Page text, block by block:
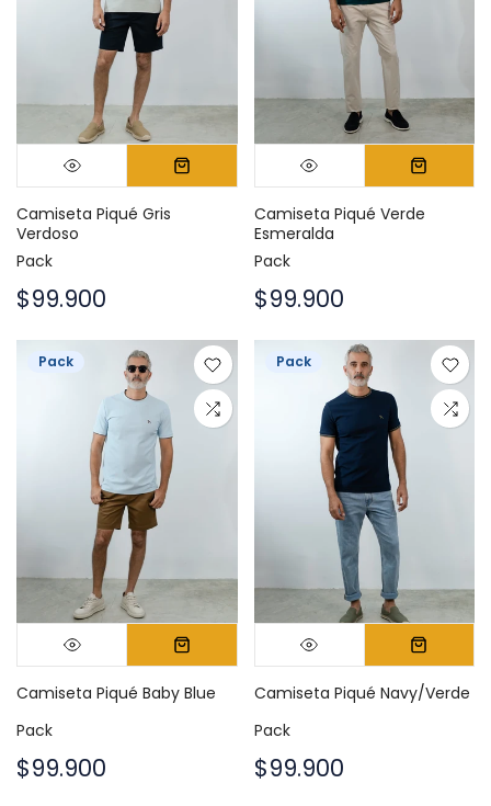
Camiseta Piqué Gris
Verdoso
Pack
$99.900
Camiseta Piqué Verde
Esmeralda
Pack
$99.900
Pack
Camiseta Piqué Baby Blue
Pack
$99.900
Pack
Camiseta Piqué Navy/Verde
Pack
$99.900